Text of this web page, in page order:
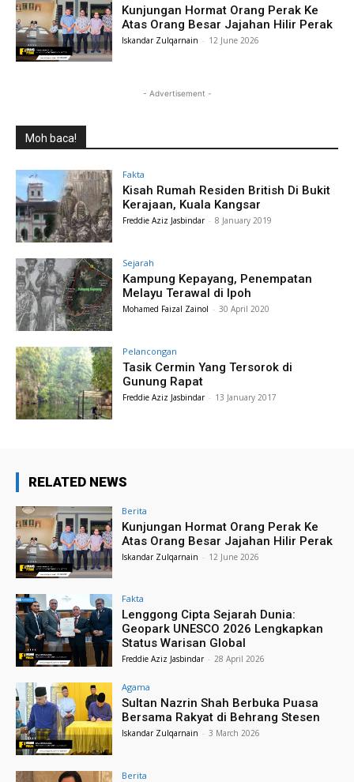
Kunjungan Hormat Orang Perak Ke
Atas Orang Besar Jajahan Hilir Perak
Iskandar Zulqarnain - 12 June 2026
- Advertisement -
Moh baca!
Fakta
Kisah Rumah Residen British Di Bukit
Kerajaan, Kuala Kangsar
Freddie Aziz Jasbindar - 8 January 2019
Sejarah
Kampung Kepayang, Penempatan
Melayu Terawal di Ipoh
Mohamed Faizal Zainol - 30 April 2020
Pelancongan
Tasik Cermin Yang Tersorok di
Gunung Rapat
Freddie Aziz Jasbindar - 13 January 2017
RELATED NEWS
Berita
Kunjungan Hormat Orang Perak Ke
Atas Orang Besar Jajahan Hilir Perak
Iskandar Zulqarnain - 12 June 2026
Fakta
Lenggong Cipta Sejarah Dunia:
Geopark UNESCO 2026 Lengkapkan
Status Warisan Global
Freddie Aziz Jasbindar - 28 April 2026
Agama
Sultan Nazrin Shah Berbuka Puasa
Bersama Rakyat di Behrang Stesen
Iskandar Zulqarnain - 3 March 2026
Berita